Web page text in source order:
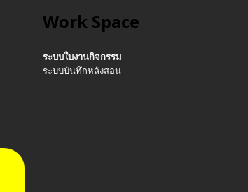
Work Space
ระบบใบงานกิจกรรม
ระบบบันทึกหลังสอน